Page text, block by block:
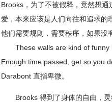
Brooks，为了不被假释，竟然想
爱，本来应该是人们向往和追求的
他们需要规则，需要秩序，如果没
These walls are kind of funny
Enough time passed, get so you
Darabont 直指卑微。
Brooks 得到了身体的自由，灵